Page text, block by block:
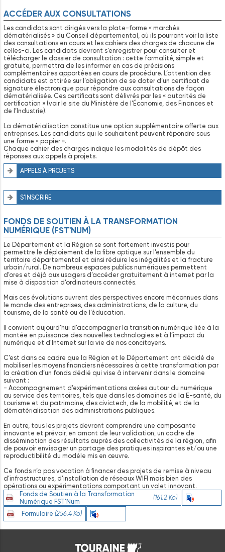
ACCÉDER AUX CONSULTATIONS
Les candidats sont dirigés vers la plate-forme « marchés
dématérialisés » du Conseil départemental, où ils pourront voir la liste
des consultations en cours et les cahiers des charges de chacune de
celles-ci. Les candidats devront s’enregistrer pour consulter et
télécharger le dossier de consultation : cette formalité, simple et
gratuite, permettra de les informer en cas de précisions
complémentaires apportées en cours de procédure. L’attention des
candidats est attirée sur l’obligation de se doter d’un certificat de
signature électronique pour répondre aux consultations de façon
dématérialisée. Ces certificats sont délivrés par les « autorités de
certification » (voir le site du Ministère de l’Économie, des Finances et
de l’Industrie).
La dématérialisation constitue une option supplémentaire offerte aux
entreprises. Les candidats qui le souhaitent peuvent répondre sous
une forme « papier ».
Chaque cahier des charges indique les modalités de dépôt des
réponses aux appels à projets.
APPELS À PROJETS
S’INSCRIRE
FONDS DE SOUTIEN À LA TRANSFORMATION
NUMÉRIQUE (FST'NUM)
Le Département et la Région se sont fortement investis pour
permettre le déploiement de la fibre optique sur l’ensemble du
territoire départemental et ainsi réduire les inégalités et la fracture
urbain/rural. De nombreux espaces publics numériques permettent
d’ores et déjà aux usagers d’accéder gratuitement à internet par la
mise à disposition d’ordinateurs connectés.
Mais ces évolutions ouvrent des perspectives encore méconnues dans
le monde des entreprises, des administrations, de la culture, du
tourisme, de la santé ou de l’éducation.
Il convient aujourd’hui d’accompagner la transition numérique liée à la
montée en puissance des nouvelles technologies et à l’impact du
numérique et d'Internet sur la vie de nos concitoyens.
C’est dans ce cadre que la Région et le Département ont décidé de
mobiliser les moyens financiers nécessaires à cette transformation par
la création d’un fonds dédié qui vise à intervenir dans le domaine
suivant :
- Accompagnement d’expérimentations axées autour du numérique
au service des territoires, tels que dans les domaines de la E-santé, du
tourisme et du patrimoine, des civictech, de la mobilité, et de la
dématérialisation des administrations publiques.
En outre, tous les projets devront comprendre une composante
innovante et prévoir, en amont de leur validation, un cadre de
dissémination des résultats auprès des collectivités de la région, afin
de pouvoir envisager un partage des pratiques inspirantes et/ou une
reproductibilité du modèle mis en œuvre.
Ce fonds n’a pas vocation à financer des projets de remise à niveau
d’infrastructures, d’installation de réseaux WIFI mais bien des
opérations ou expérimentations comportant un volet innovant.
Fonds de Soutien à la Transformation
Numérique FST'Num
(161.2 Ko)
Formulaire (256.4 Ko) Ecouter